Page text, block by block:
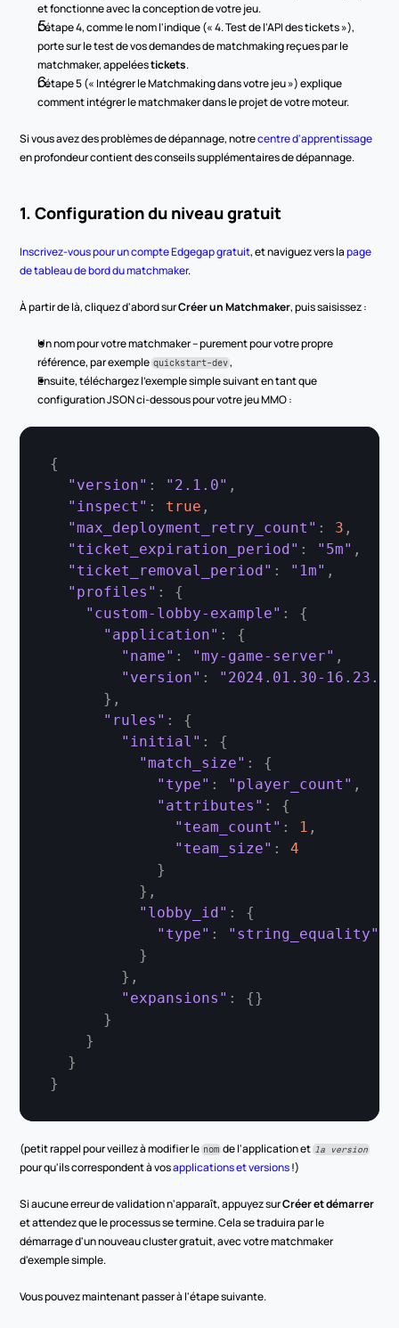
et fonctionne avec la conception de votre jeu.
L'étape 4, comme le nom l'indique (« 4. Test de l'API des tickets »),
porte sur le test de vos demandes de matchmaking reçues par le
matchmaker, appelées tickets.
L'étape 5 (« Intégrer le Matchmaking dans votre jeu ») explique
comment intégrer le matchmaker dans le projet de votre moteur.
Si vous avez des problèmes de dépannage, notre centre d'apprentissage
en profondeur contient des conseils supplémentaires de dépannage.
1. Configuration du niveau gratuit
Inscrivez-vous pour un compte Edgegap gratuit, et naviguez vers la page
de tableau de bord du matchmaker.
À partir de là, cliquez d'abord sur Créer un Matchmaker, puis saisissez :
Un nom pour votre matchmaker – purement pour votre propre
référence, par exemple quickstart-dev ,
Ensuite, téléchargez l'exemple simple suivant en tant que
configuration JSON ci-dessous pour votre jeu MMO :
{
"version" : "2.1.0" ,
"inspect" : true ,
"max_deployment_retry_count" : 3 ,
"ticket_expiration_period" : "5m" ,
"ticket_removal_period" : "1m" ,
"profiles" :
{
"custom-lobby-example" :
{
"application" :
{
"name" : "my-game-server" ,
"version" :
"2024.01.30-
} ,
"rules" :
{
"initial" :
{
"match_size" :
{
"type" : "player_count" ,
"attributes" :
{
"team_count" : 1 ,
"team_size" :
4
}
} ,
"lobby_id" :
{
"type" :
"string_equality"
}
} ,
"expansions" : {}
}
}
}
}
(petit rappel pour veillez à modifier le nom de l'application et la version
pour qu'ils correspondent à vos applications et versions !)
Si aucune erreur de validation n'apparaît, appuyez sur Créer et démarrer
et attendez que le processus se termine. Cela se traduira par le
démarrage d'un nouveau cluster gratuit, avec votre matchmaker
d'exemple simple.
Vous pouvez maintenant passer à l'étape suivante.